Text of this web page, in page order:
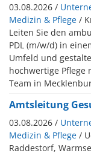
03.08.2026 /
Medizin & Pflege /
Leiten Sie den
PDL (m/w/d) in
Umfeld und
hochwertige Pflege
Team in
Amtsleitung
03.08.2026 /
Medizin & Pflege /
Raddestorf,